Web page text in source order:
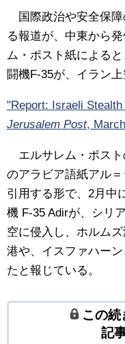
国際政治や安全保障
る報道が、中東から
ム・ポスト紙による
闘機F-35が、イラン
"Report: Israeli
Jerusalem Post,
エルサレム・ポスト
のアラビア語紙アル
引用する形で、2月中
機 F-35 Adirが、シリ
空に侵入し、ホルム
港や、イスファハー
たと報じている。
この続
記